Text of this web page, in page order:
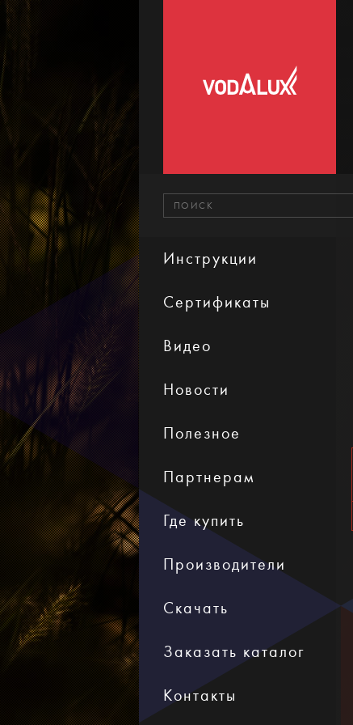
Инструкции
Сертификаты
Видео
Новости
Полезное
Партнерам
Где купить
Производители
Скачать
Заказать каталог
Контакты